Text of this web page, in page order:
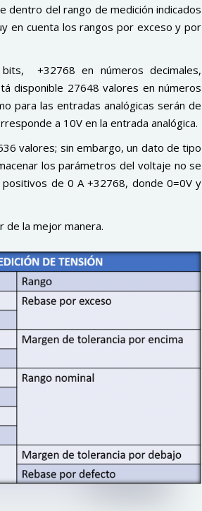
dentro del rango de medición indicados
en cuenta los rangos por exceso y por
+32768 en números decimales,
disponible 27648 valores en números
para las entradas analógicas serán de
a 10V en la entrada analógica.
valores; sin embargo, un dato de tipo
los parámetros del voltaje no se
de 0 A +32768, donde 0=0V y
de la mejor manera.